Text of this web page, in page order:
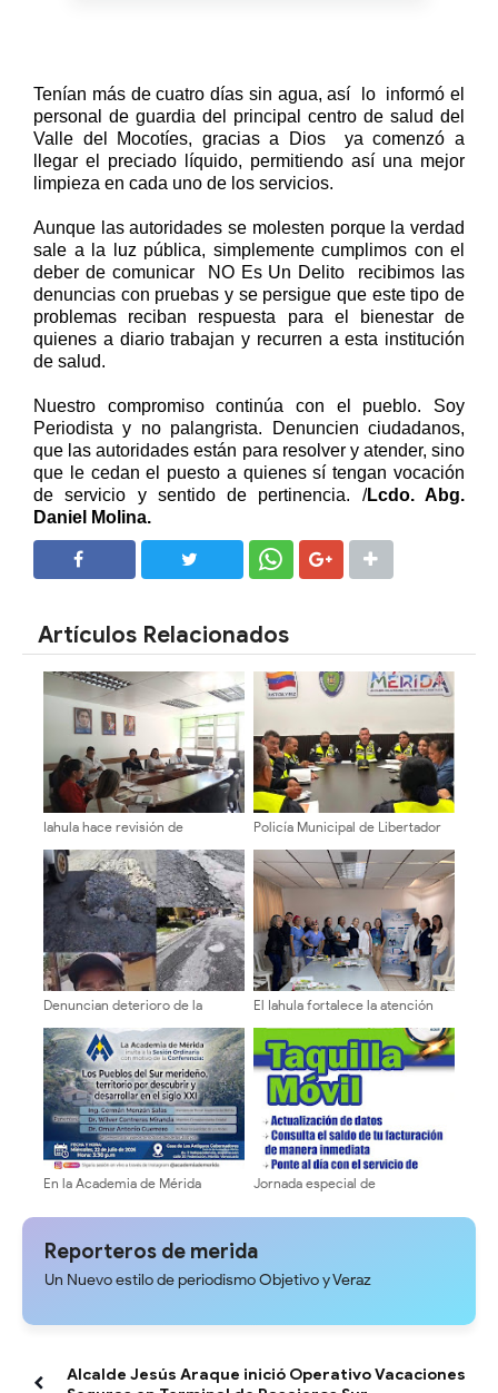
Tenían más de cuatro días sin agua, así lo
informó el
personal de guardia del principal centro de salud del
Valle del Mocotíes, gracias a Dios
ya comenzó a
llegar el preciado líquido, permitiendo así una mejor
limpieza en cada uno de los servicios.
Aunque las autoridades se molesten porque la verdad
sale a la luz pública, simplemente cumplimos con el
deber de comunicar
NO Es Un Delito
recibimos las
denuncias con pruebas y se persigue que este tipo de
problemas reciban respuesta para el bienestar de
quienes a diario trabajan y recurren a esta institución
de salud.
Nuestro compromiso continúa con el pueblo. Soy
Periodista y no palangrista. Denuncien ciudadanos,
que las autoridades están para resolver y atender, sino
que le cedan el puesto a quienes sí tengan vocación
de servicio y sentido de pertinencia. /Lcdo. Abg.
Daniel Molina.
Artículos Relacionados
Iahula hace revisión de
para el 2027
Policía Municipal de Libertador
2026» en Mérida
Denuncian deterioro de la
tras trabajos de tuberías de
aguas blancas
El Iahula fortalece la atención
técnica multidisciplinaria
En la Academia de Mérida
los pueblos del sur
Jornada especial de
Sergidesol en el Mercado
Reporteros de merida
Un Nuevo estilo de periodismo Objetivo y Veraz
Alcalde Jesús Araque inició Operativo Vacaciones